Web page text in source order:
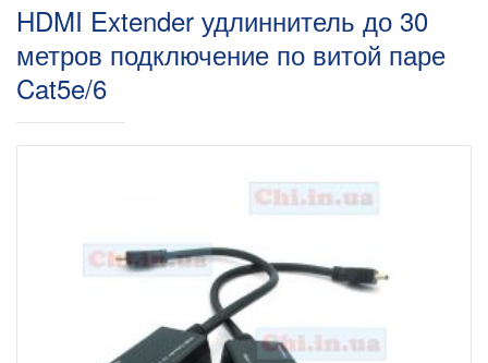
HDMI Extender удлиннитель до 30
метров подключение по витой паре
Cat5e/6